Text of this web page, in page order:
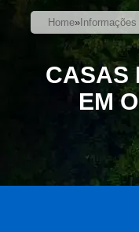
Home» Informações
CASAS
EM